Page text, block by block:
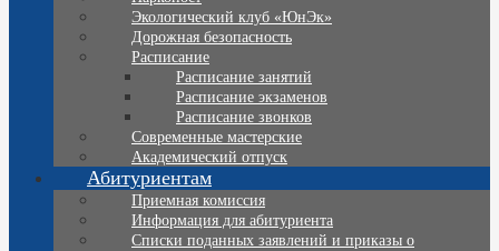
Экологический клуб «ЮнЭк»
Дорожная безопасность
Расписание
Расписание занятий
Расписание экзаменов
Расписание звонков
Современные мастерские
Академический отпуск
Абитуриентам
Приемная комиссия
Информация для абитуриента
Списки поданных заявлений и приказы о